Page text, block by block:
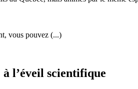
vous pouvez (...)
l’éveil scientifique